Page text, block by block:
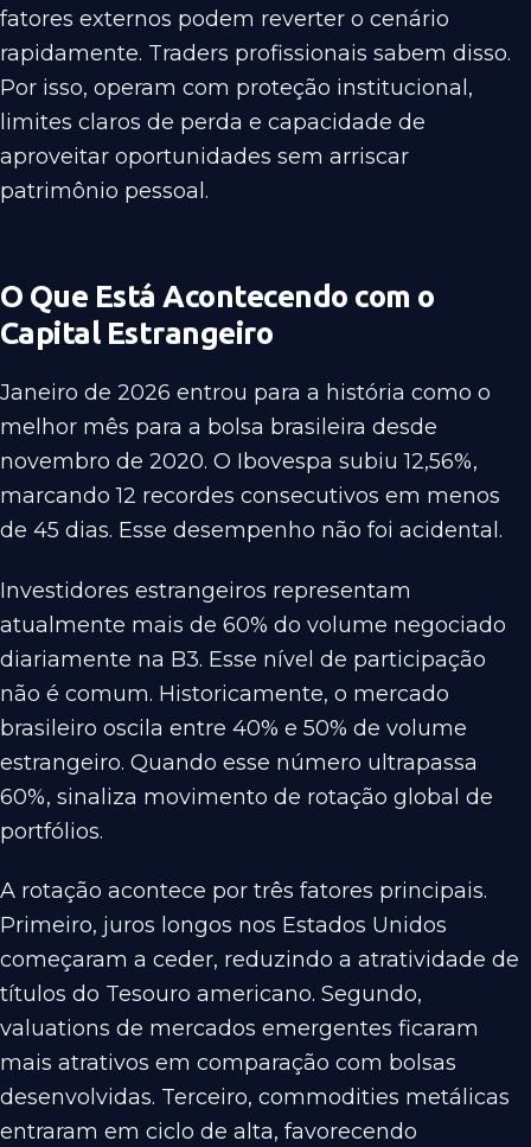
fatores externos podem reverter o cenário
rapidamente. Traders profissionais sabem disso.
Por isso, operam com proteção institucional,
limites claros de perda e capacidade de
aproveitar oportunidades sem arriscar
patrimônio pessoal.
O Que Está Acontecendo com o
Capital Estrangeiro
Janeiro de 2026 entrou para a história como o
melhor mês para a bolsa brasileira desde
novembro de 2020. O Ibovespa subiu 12,56%,
marcando 12 recordes consecutivos em menos
de 45 dias. Esse desempenho não foi acidental.
Investidores estrangeiros representam
atualmente mais de 60% do volume negociado
diariamente na B3. Esse nível de participação
não é comum. Historicamente, o mercado
brasileiro oscila entre 40% e 50% de volume
estrangeiro. Quando esse número ultrapassa
60%, sinaliza movimento de rotação global de
portfólios.
A rotação acontece por três fatores principais.
Primeiro, juros longos nos Estados Unidos
começaram a ceder, reduzindo a atratividade de
títulos do Tesouro americano. Segundo,
valuations de mercados emergentes ficaram
mais atrativos em comparação com bolsas
desenvolvidas. Terceiro, commodities metálicas
entraram em ciclo de alta, favorecendo